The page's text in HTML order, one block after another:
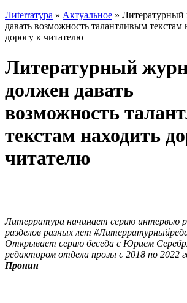
Лиterraтура » Актуальное »
давать возможность талантливым текстам
дорогу к читателю
Литературный
должен давать
возможность
текстам находить
читателю
Литерратура начинает серию интервью
разделов разных лет
Открывает серию беседа с Юрием
редактором отдела прозы с 2018 по 2022
Пронин